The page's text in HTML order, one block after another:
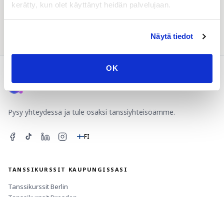
kerätty, kun olet käyttänyt heidän palvelujaan.
Näytä tiedot
OK
Tanssiopas
Lead & Follow: paritanssi tiimityönä
Tanssiparin löytäminen: kattava opas
ei saa tehdä